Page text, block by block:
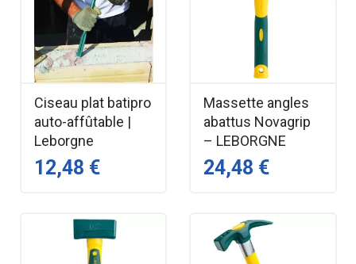
Ciseau plat batipro
auto-affûtable |
Leborgne
12,48 €
Massette angles
abattus Novagrip
– LEBORGNE
24,48 €